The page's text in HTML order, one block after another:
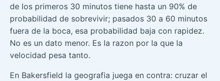
de los primeros 30 minutos tiene hasta un 90% de
probabilidad de sobrevivir; pasados 30 a 60 minutos
fuera de la boca, esa probabilidad baja con rapidez.
No es un dato menor. Es la razon por la que la
velocidad pesa tanto.
En Bakersfield la geografia juega en contra: cruzar el